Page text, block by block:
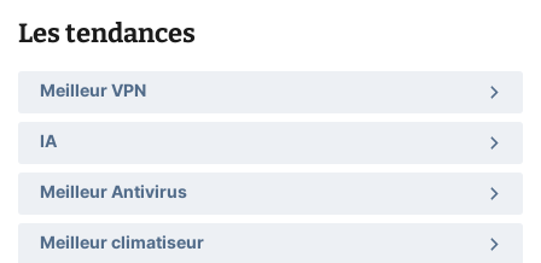
Les tendances
Meilleur VPN
IA
Meilleur Antivirus
Meilleur climatiseur